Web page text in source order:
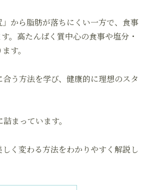
から脂肪が落ちにくい一方で、食事
。高たんぱく質中心の食事や塩分・
す。
う方法を学び、健康的に理想のスタ
詰まっています。
く変わる方法をわかりやすく解説し